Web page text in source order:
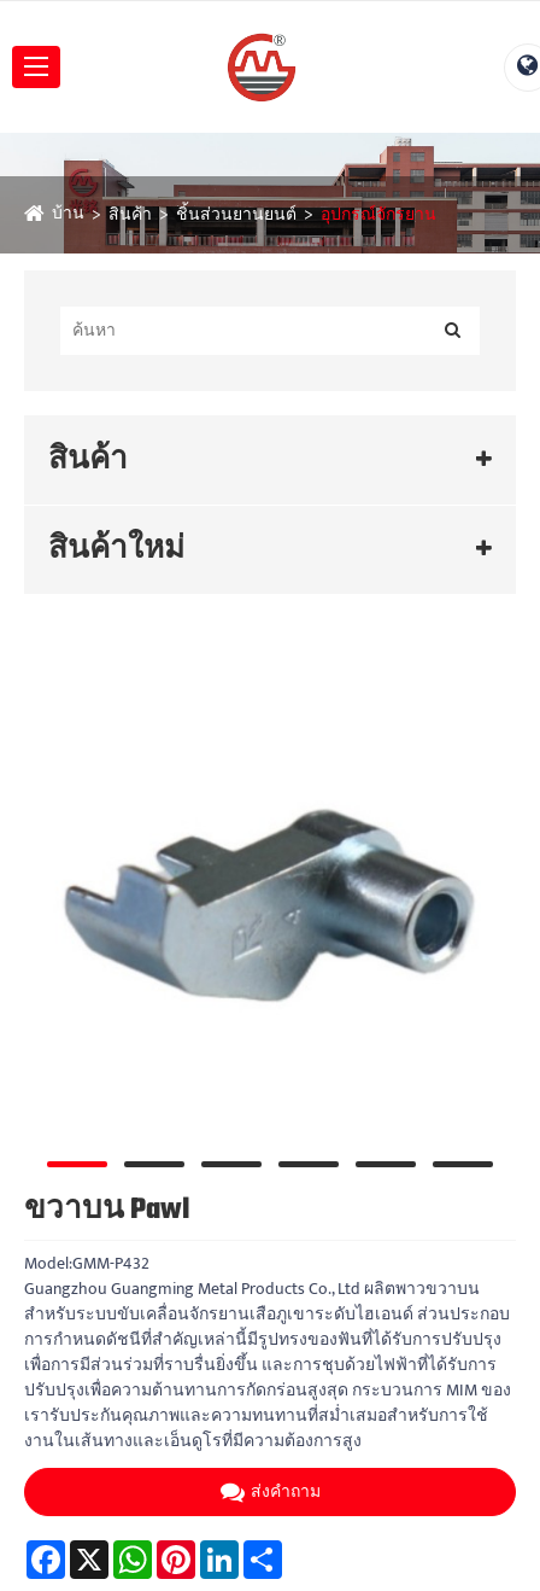
บ้าน สินค้า ชิ้นส่วนยานยนต์ อุปกรณ์จักรยาน
สินค้า
สินค้าใหม่
ขวาบน Pawl
Model:GMM-P432
Guangzhou Guangming Metal Products Co., Ltd ผลิตพาวขวาบน
สำหรับระบบขับเคลื่อนจักรยานเสือภูเขาระดับไฮเอนด์ ส่วนประกอบ
การกำหนดดัชนีที่สำคัญเหล่านี้มีรูปทรงของฟันที่ได้รับการปรับปรุง
เพื่อการมีส่วนร่วมที่ราบรื่นยิ่งขึ้น และการชุบด้วยไฟฟ้าที่ได้รับการ
ปรับปรุงเพื่อความต้านทานการกัดกร่อนสูงสุด กระบวนการ MIM ของ
เรารับประกันคุณภาพและความทนทานที่สม่ำเสมอสำหรับการใช้
งานในเส้นทางและเอ็นดูโรที่มีความต้องการสูง
ส่งคำถาม
Facebook
X WhatsAppPinterestLinkedIn